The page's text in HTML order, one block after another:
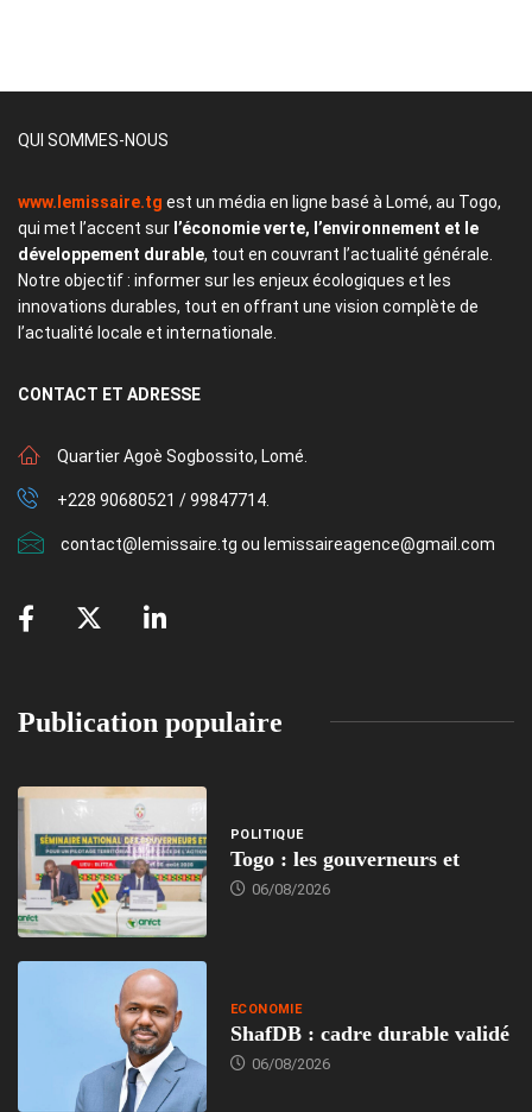
QUI SOMMES-NOUS
www.lemissaire.tg est un média en ligne basé à Lomé, au Togo,
qui met l’accent sur l’économie verte, l’environnement et le
développement durable, tout en couvrant l’actualité générale.
Notre objectif : informer sur les enjeux écologiques et les
innovations durables, tout en offrant une vision complète de
l’actualité locale et internationale.
CONTACT ET ADRESSE
Quartier Agoè Sogbossito, Lomé.
+228 90680521 / 99847714.
contact@lemissaire.tg ou lemissaireagence@gmail.com
Publication populaire
POLITIQUE
Togo : les gouverneurs et
06/08/2026
ECONOMIE
ShafDB : cadre durable validé
06/08/2026